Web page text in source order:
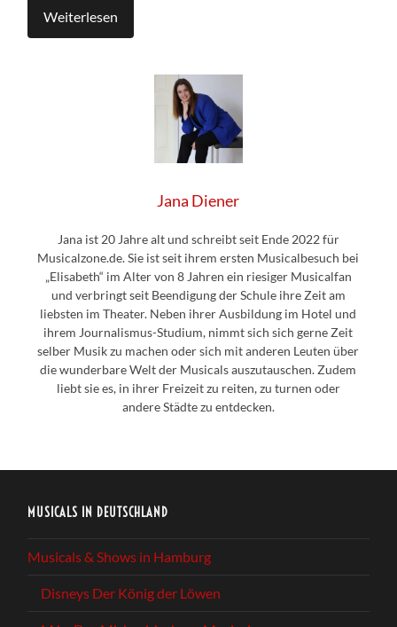
Weiterlesen
Jana Diener
Jana ist 20 Jahre alt und schreibt seit Ende 2022 für
Musicalzone.de. Sie ist seit ihrem ersten Musicalbesuch bei
„Elisabeth“ im Alter von 8 Jahren ein riesiger Musicalfan
und verbringt seit Beendigung der Schule ihre Zeit am
liebsten im Theater. Neben ihrer Ausbildung im Hotel und
ihrem Journalismus-Studium, nimmt sich sich gerne Zeit
selber Musik zu machen oder sich mit anderen Leuten über
die wunderbare Welt der Musicals auszutauschen. Zudem
liebt sie es, in ihrer Freizeit zu reiten, zu turnen oder
andere Städte zu entdecken.
MUSICALS IN DEUTSCHLAND
Musicals & Shows in Hamburg
Disneys Der König der Löwen